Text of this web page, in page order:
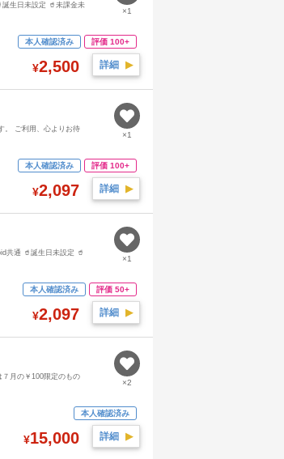
生日未設定 🥤未課金未
本人確認済み 評価 100+
¥2,500 詳細 ▶︎
×1
。 ご利用、心よりお待
本人確認済み 評価 100+
¥2,097 詳細 ▶︎
×1
共通 🥤誕生日未設定 🥤
本人確認済み 評価 50+
¥2,097 詳細 ▶︎
×1
月の￥100限定のもの
本人確認済み
¥15,000 詳細 ▶︎
×2